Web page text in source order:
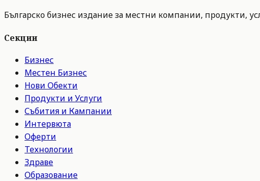
Българско бизнес издание за местни компании, продукти,
Секции
Бизнес
Местен Бизнес
Нови Обекти
Продукти и Услуги
Събития и Кампании
Интервюта
Оферти
Технологии
Здраве
Образование